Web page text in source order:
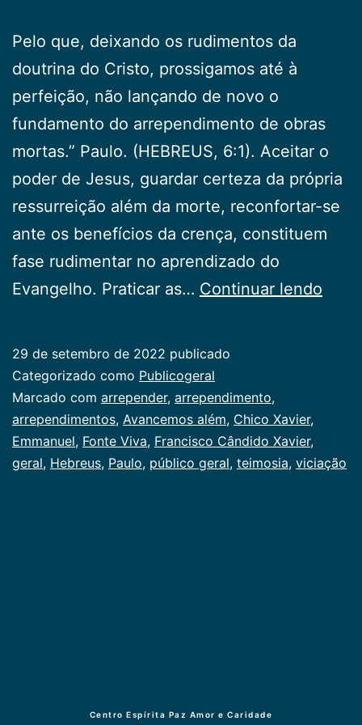
Pelo que, deixando os rudimentos da
doutrina do Cristo, prossigamos até à
perfeição, não lançando de novo o
fundamento do arrependimento de obras
mortas.” Paulo. (HEBREUS, 6:1). Aceitar o
poder de Jesus, guardar certeza da própria
ressurreição além da morte, reconfortar-se
ante os benefícios da crença, constituem
fase rudimentar no aprendizado do
Evangelho. Praticar as… Continuar lendo
29 de setembro de 2022 publicado
Categorizado como Publicogeral
Marcado com arrepender, arrependimento,
arrependimentos, Avancemos além, Chico Xavier,
Emmanuel, Fonte Viva, Francisco Cândido Xavier,
geral, Hebreus, Paulo, público geral, teimosia, viciação
Centro Espírita Paz Amor e Caridade